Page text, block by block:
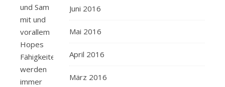
und Sam
mit und
vorallem
Hopes
Fähigkeiten
werden
immer
Juni 2016
Mai 2016
April 2016
März 2016